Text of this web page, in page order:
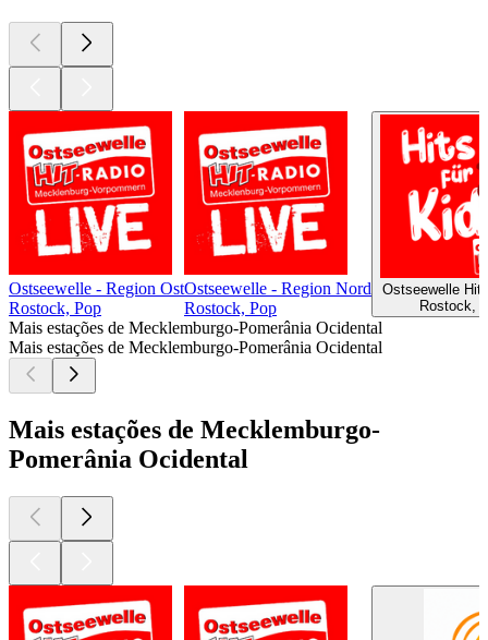
Ostseewelle - Region Ost
Rostock, Pop
Ostseewelle - Region Nord
Rostock, Pop
Ostseewelle
Rostock,
Mais estações de Mecklemburgo-Pomerânia Ocidental
Mais estações de Mecklemburgo-Pomerânia Ocidental
Mais estações de Mecklemburgo-
Pomerânia Ocidental